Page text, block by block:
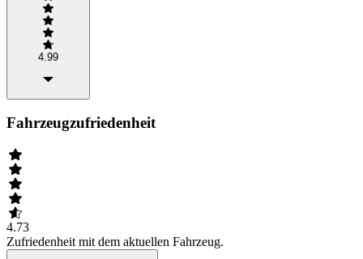
4.99
Fahrzeugzufriedenheit
4.73
Zufriedenheit mit dem aktuellen Fahrzeug.